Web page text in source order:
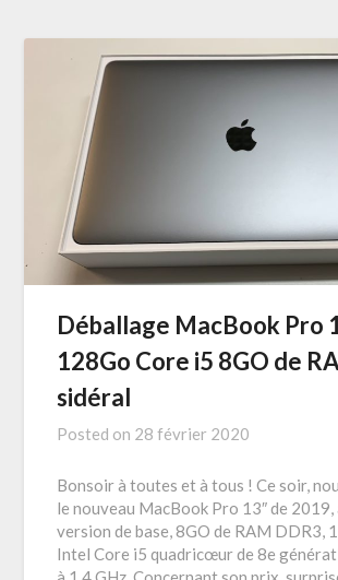
Déballage MacBook Pro
128Go Core i5 8GO de
sidéral
Posted on 28 février 2020
Bonsoir à toutes et à tous ! Ce soir,
le nouveau MacBook Pro 13″ de 2019,
version de base, 8GO de RAM DDR3,
Intel Core i5 quadricœur de 8e